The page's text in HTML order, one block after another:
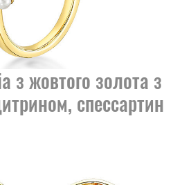
з жовтого золота з
спессартин